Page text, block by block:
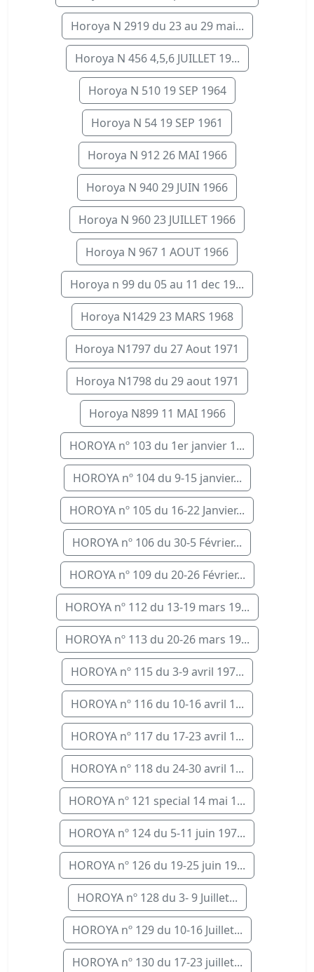
Horoya N 2919 du 23 au 29 mai...
Horoya N 456 4,5,6 JUILLET 19...
Horoya N 510 19 SEP 1964
Horoya N 54 19 SEP 1961
Horoya N 912 26 MAI 1966
Horoya N 940 29 JUIN 1966
Horoya N 960 23 JUILLET 1966
Horoya N 967 1 AOUT 1966
Horoya n 99 du 05 au 11 dec 19...
Horoya N1429 23 MARS 1968
Horoya N1797 du 27 Aout 1971
Horoya N1798 du 29 aout 1971
Horoya N899 11 MAI 1966
HOROYA nº 103 du 1er janvier 1...
HOROYA nº 104 du 9-15 janvier...
HOROYA nº 105 du 16-22 Janvier...
HOROYA nº 106 du 30-5 Février...
HOROYA nº 109 du 20-26 Février...
HOROYA nº 112 du 13-19 mars 19...
HOROYA nº 113 du 20-26 mars 19...
HOROYA nº 115 du 3-9 avril 197...
HOROYA nº 116 du 10-16 avril 1...
HOROYA nº 117 du 17-23 avril 1...
HOROYA nº 118 du 24-30 avril 1...
HOROYA nº 121 special 14 mai 1...
HOROYA nº 124 du 5-11 juin 197...
HOROYA nº 126 du 19-25 juin 19...
HOROYA nº 128 du 3- 9 Juillet...
HOROYA nº 129 du 10-16 Juillet...
HOROYA nº 130 du 17-23 juillet...